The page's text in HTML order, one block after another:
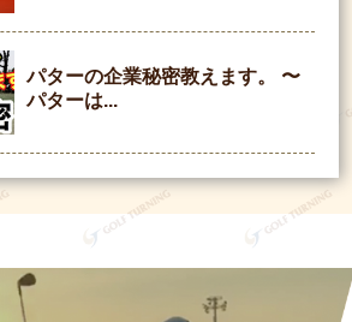
パターの企業秘密教えます。 〜
パターは...